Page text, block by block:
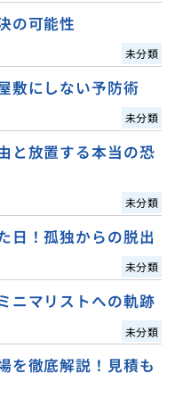
の可能性
未分類
敷にしない予防術
未分類
と放置する本当の恐
未分類
日！孤独からの脱出
未分類
ニマリストへの軌跡
未分類
を徹底解説！見積も